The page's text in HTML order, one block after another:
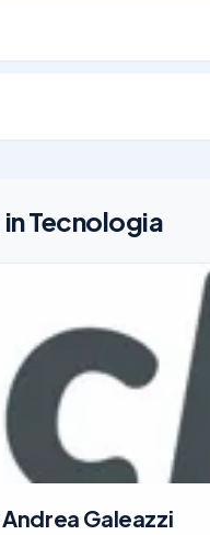
Tecnologia
Galeazzi